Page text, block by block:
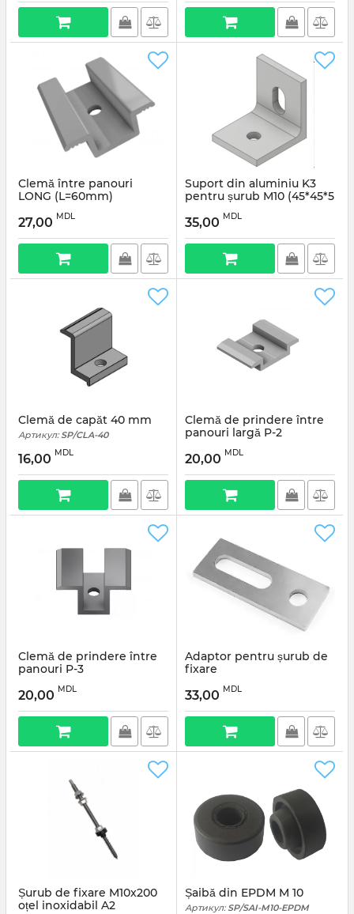
Clemă între panouri
LONG (L=60mm)
Артикул: SP/CLA-60L
27,00 MDL
Suport din aluminiu K3
pentru șurub M10 (45*45*5
Артикул:
35,00 MDL
Clemă de capăt 40 mm
Артикул: SP/CLA-40
16,00 MDL
Clemă de prindere între
panouri largă P-2
SP/CLA-P-2
20,00 MDL
Clemă de prindere între
panouri P-3
SP/CLA-P-3
20,00 MDL
Adaptor pentru șurub de
fixare
Артикул: SP/PLACA
33,00 MDL
Șurub de fixare M10x200
oțel inoxidabil A2
Șaibă din EPDM M 10
Артикул: SP/SAI-M10-EPDM